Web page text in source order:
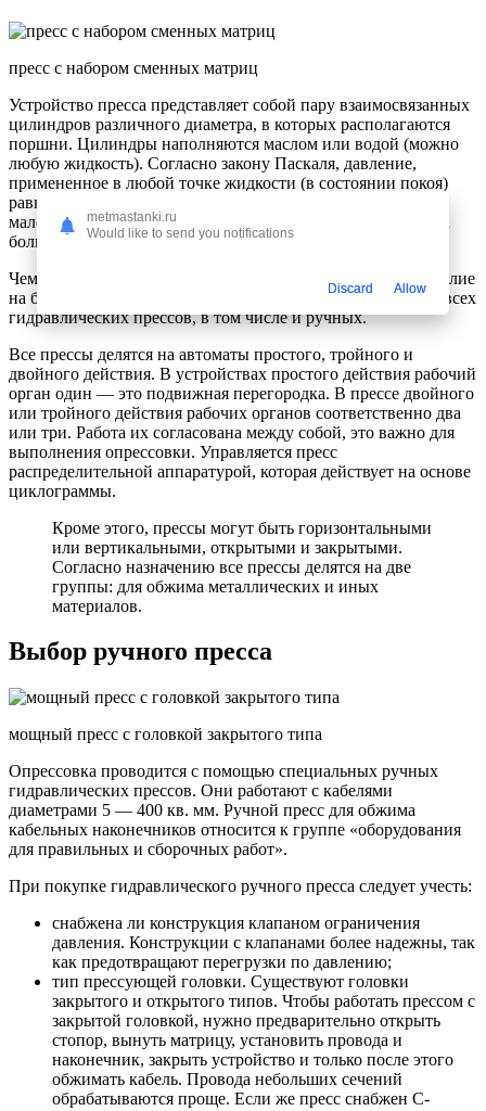
пресс с набором сменных матриц
Устройство пресса представляет собой пару взаимосвязанных
цилиндров различного диаметра, в которых располагаются
поршни. Цилиндры наполняются маслом или водой (можно
любую жидкость). Согласно закону Паскаля, давление,
примененное в любой точке жидкости (в состоянии покоя)
равно распределяется по всему объему. То есть, к поршню
малого диаметра прилагается сила, которая, передаваясь на
большой поршень, увеличивается.
Чем заметнее разница площадей поршней, тем сильнее усилие
на большом поршне. Этот принцип применяется в работе всех
гидравлических прессов, в том числе и ручных.
Все прессы делятся на автоматы простого, тройного и
двойного действия. В устройствах простого действия рабочий
орган один — это подвижная перегородка. В прессе двойного
или тройного действия рабочих органов соответственно два
или три. Работа их согласована между собой, это важно для
выполнения опрессовки. Управляется пресс
распределительной аппаратурой, которая действует на основе
циклограммы.
Кроме этого, прессы могут быть горизонтальными
или вертикальными, открытыми и закрытыми.
Согласно назначению все прессы делятся на две
группы: для обжима металлических и иных
материалов.
Выбор ручного пресса
мощный пресс с головкой закрытого типа
Опрессовка проводится с помощью специальных ручных
гидравлических прессов. Они работают с кабелями
диаметрами 5 — 400 кв. мм. Ручной пресс для обжима
кабельных наконечников относится к группе «оборудования
для правильных и сборочных работ».
При покупке гидравлического ручного пресса следует учесть:
снабжена ли конструкция клапаном ограничения
давления. Конструкции с клапанами более надежны, так
как предотвращают перегрузки по давлению;
тип прессующей головки. Существуют головки
закрытого и открытого типов. Чтобы работать прессом с
закрытой головкой, нужно предварительно открыть
стопор, вынуть матрицу, установить провода и
наконечник, закрыть устройство и только после этого
обжимать кабель. Провода небольших сечений
обрабатываются проще. Если же пресс снабжен С-
metmastanki.ru
Would like to send you notifications
Discard Allow